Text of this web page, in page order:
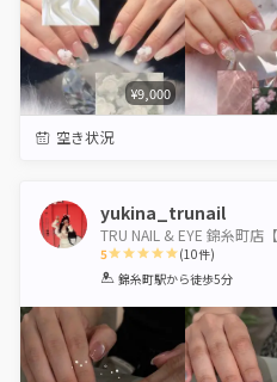
¥9,000
空き状況
yukina_trunail
TRU NAIL & EYE 錦糸町店
5
1 2 3 4 5
(10件)
錦糸町駅から徒歩5分